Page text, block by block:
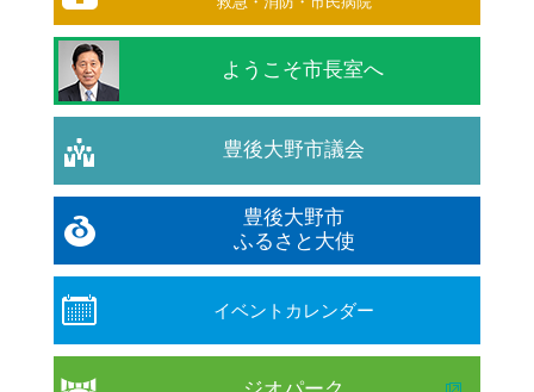
ようこそ市長室へ
豊後大野市議会
豊後大野市
ふるさと大使
イベントカレンダー